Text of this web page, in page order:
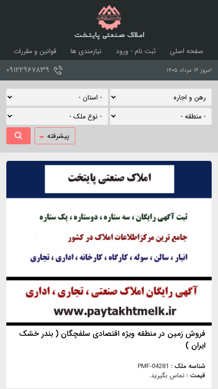
املاک صنعتی پایتخت
صفحه اصلی ثبت نام - ورود نیازمندی ها
قوانین و مقررات
امروز ۱۶ مرداد ۱۴۰۵ ۰۹۱۲۲۹۶۷۸۳۹
پیشرفته
فروش زمین در منطقه ویژه اقتصادی سلفچگان ( بندر خشک
ایران )
شناسه ملک : PMF-04281
قیمت : تماس بگیرید.